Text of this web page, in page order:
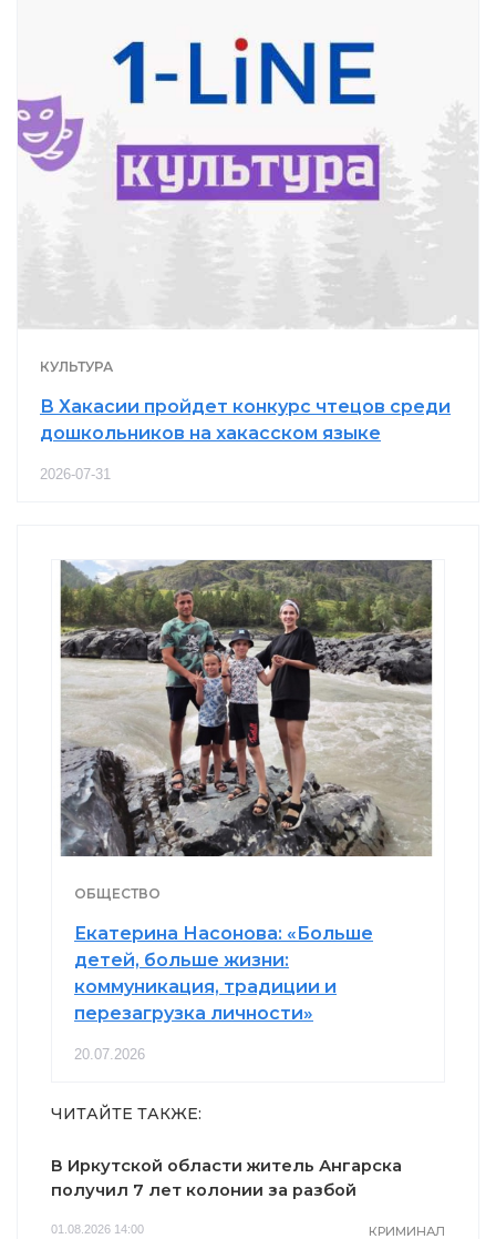
КУЛЬТУРА
В Хакасии пройдет конкурс чтецов среди
дошкольников на хакасском языке
2026-07-31
ОБЩЕСТВО
Екатерина Насонова: «Больше
детей, больше жизни:
коммуникация, традиции и
перезагрузка личности»
20.07.2026
ЧИТАЙТЕ ТАКЖЕ:
В Иркутской области житель Ангарска
получил 7 лет колонии за разбой
01.08.2026 14:00 КРИМИНАЛ